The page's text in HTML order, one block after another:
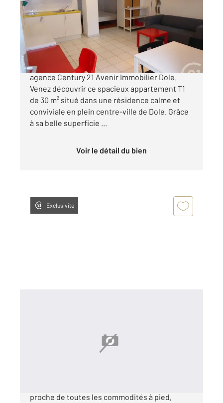
Appartement T1 à vendre
72 500 €
C'est à vendre en exclusivité dans votre
agence Century 21 Avenir Immobilier Dole.
Venez découvrir ce spacieux appartement T1
de 30 m² situé dans une résidence calme et
conviviale en plein centre-ville de Dole. Grâce
à sa belle superficie ...
Voir le détail du bien
Exclusivité
Appartement F2 à vendre
90 000 €
proche de toutes les commodités à pied,